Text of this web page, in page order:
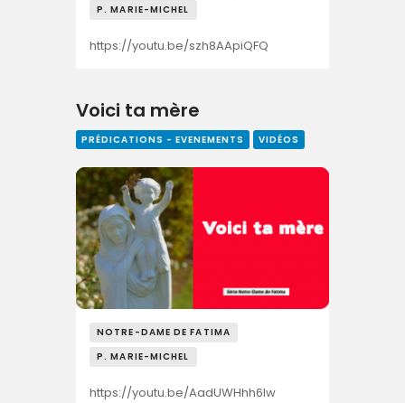
P. MARIE-MICHEL
https://youtu.be/szh8AApiQFQ
Voici ta mère
PRÉDICATIONS - EVENEMENTS VIDÉOS
NOTRE-DAME DE FATIMA
P. MARIE-MICHEL
https://youtu.be/AadUWHhh6Iw